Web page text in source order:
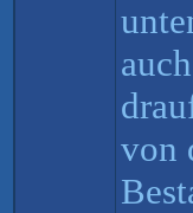
von